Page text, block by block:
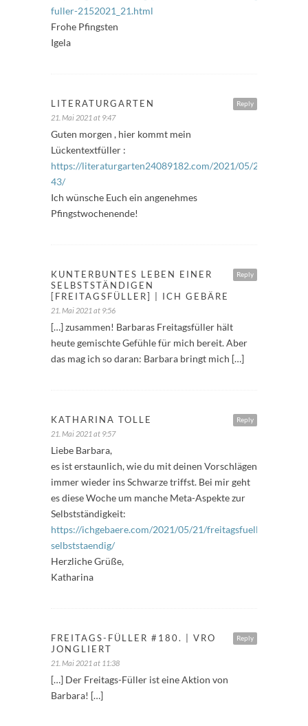
fuller-2152021_21.html
Frohe Pfingsten
Igela
Reply
LITERATURGARTEN
21. Mai 2021 at 9:47
Guten morgen , hier kommt mein
Lückentextfüller :
https://literaturgarten24089182.com/2021/05/21/
43/
Ich wünsche Euch ein angenehmes
Pfingstwochenende!
Reply
KUNTERBUNTES LEBEN EINER
SELBSTSTÄNDIGEN
[FREITAGSFÜLLER] | ICH GEBÄRE
21. Mai 2021 at 9:56
[…] zusammen! Barbaras Freitagsfüller hält
heute gemischte Gefühle für mich bereit. Aber
das mag ich so daran: Barbara bringt mich […]
Reply
KATHARINA TOLLE
21. Mai 2021 at 9:57
Liebe Barbara,
es ist erstaunlich, wie du mit deinen Vorschlägen
immer wieder ins Schwarze triffst. Bei mir geht
es diese Woche um manche Meta-Aspekte zur
Selbstständigkeit:
https://ichgebaere.com/2021/05/21/freitagsfueller-
selbststaendig/
Herzliche Grüße,
Katharina
Reply
FREITAGS-FÜLLER #180. | VRO
JONGLIERT
21. Mai 2021 at 11:38
[…] Der Freitags-Füller ist eine Aktion von
Barbara! […]